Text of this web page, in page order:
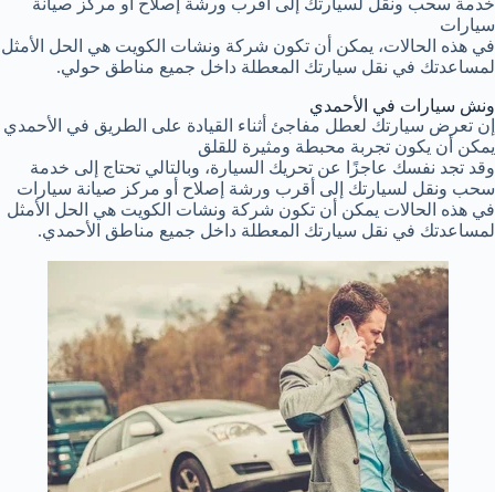
خدمة سحب ونقل لسيارتك إلى أقرب ورشة إصلاح أو مركز صيانة
سيارات
في هذه الحالات، يمكن أن تكون شركة ونشات الكويت هي الحل الأمثل
لمساعدتك في نقل سيارتك المعطلة داخل جميع مناطق حولي.
ونش سيارات في الأحمدي
إن تعرض سيارتك لعطل مفاجئ أثناء القيادة على الطريق في الأحمدي
يمكن أن يكون تجربة محبطة ومثيرة للقلق
وقد تجد نفسك عاجزًا عن تحريك السيارة، وبالتالي تحتاج إلى خدمة
سحب ونقل لسيارتك إلى أقرب ورشة إصلاح أو مركز صيانة سيارات
في هذه الحالات يمكن أن تكون شركة ونشات الكويت هي الحل الأمثل
لمساعدتك في نقل سيارتك المعطلة داخل جميع مناطق الأحمدي.